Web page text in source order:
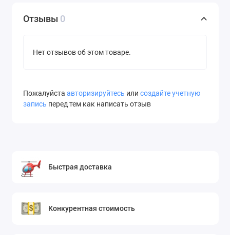
Отзывы 0
Нет отзывов об этом товаре.
Пожалуйста авторизируйтесь или создайте учетную
запись перед тем как написать отзыв
Быстрая доставка
Конкурентная стоимость